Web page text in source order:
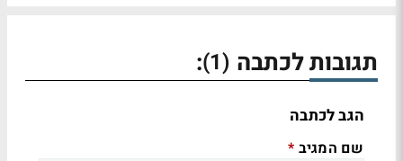
תגובות לכתבה (1)
:
הגב לכתבה
שם המגיב *